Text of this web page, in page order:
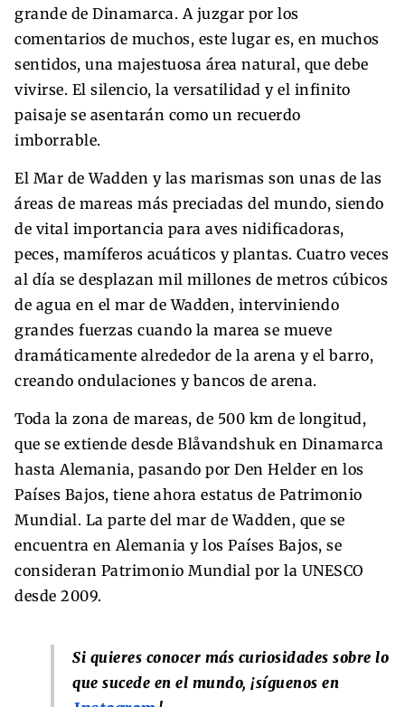
grande de Dinamarca. A juzgar por los
comentarios de muchos, este lugar es, en muchos
sentidos, una majestuosa área natural, que debe
vivirse. El silencio, la versatilidad y el infinito
paisaje se asentarán como un recuerdo
imborrable.
El Mar de Wadden y las marismas son unas de las
áreas de mareas más preciadas del mundo, siendo
de vital importancia para aves nidificadoras,
peces, mamíferos acuáticos y plantas. Cuatro veces
al día se desplazan mil millones de metros cúbicos
de agua en el mar de Wadden, interviniendo
grandes fuerzas cuando la marea se mueve
dramáticamente alrededor de la arena y el barro,
creando ondulaciones y bancos de arena.
Toda la zona de mareas, de 500 km de longitud,
que se extiende desde Blåvandshuk en Dinamarca
hasta Alemania, pasando por Den Helder en los
Países Bajos, tiene ahora estatus de Patrimonio
Mundial. La parte del mar de Wadden, que se
encuentra en Alemania y los Países Bajos, se
consideran Patrimonio Mundial por la UNESCO
desde 2009.
Si quieres conocer más curiosidades sobre lo
que sucede en el mundo, ¡síguenos en